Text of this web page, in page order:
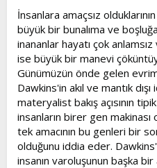
İnsanlara amaçsız
büyük bir bunalıma ve
inananlar hayatı çok
ise büyük bir manevi
Günümüzün önde gelen
Dawkins'in akıl ve mantık
materyalist bakış açısının
insanların birer gen makinası
tek amacının bu genleri bir
olduğunu iddia eder.
insanın varoluşunun başka bir